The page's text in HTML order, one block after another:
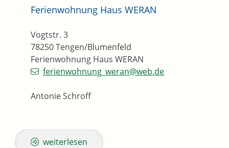
Ferienwohnung Haus WERAN
Ferienwohnung Haus WERAN
Vogtstr. 3
78250Tengen/Blumenfeld
ferienwohnung_weran@web.de
Antonie Schroff
weiterlesen